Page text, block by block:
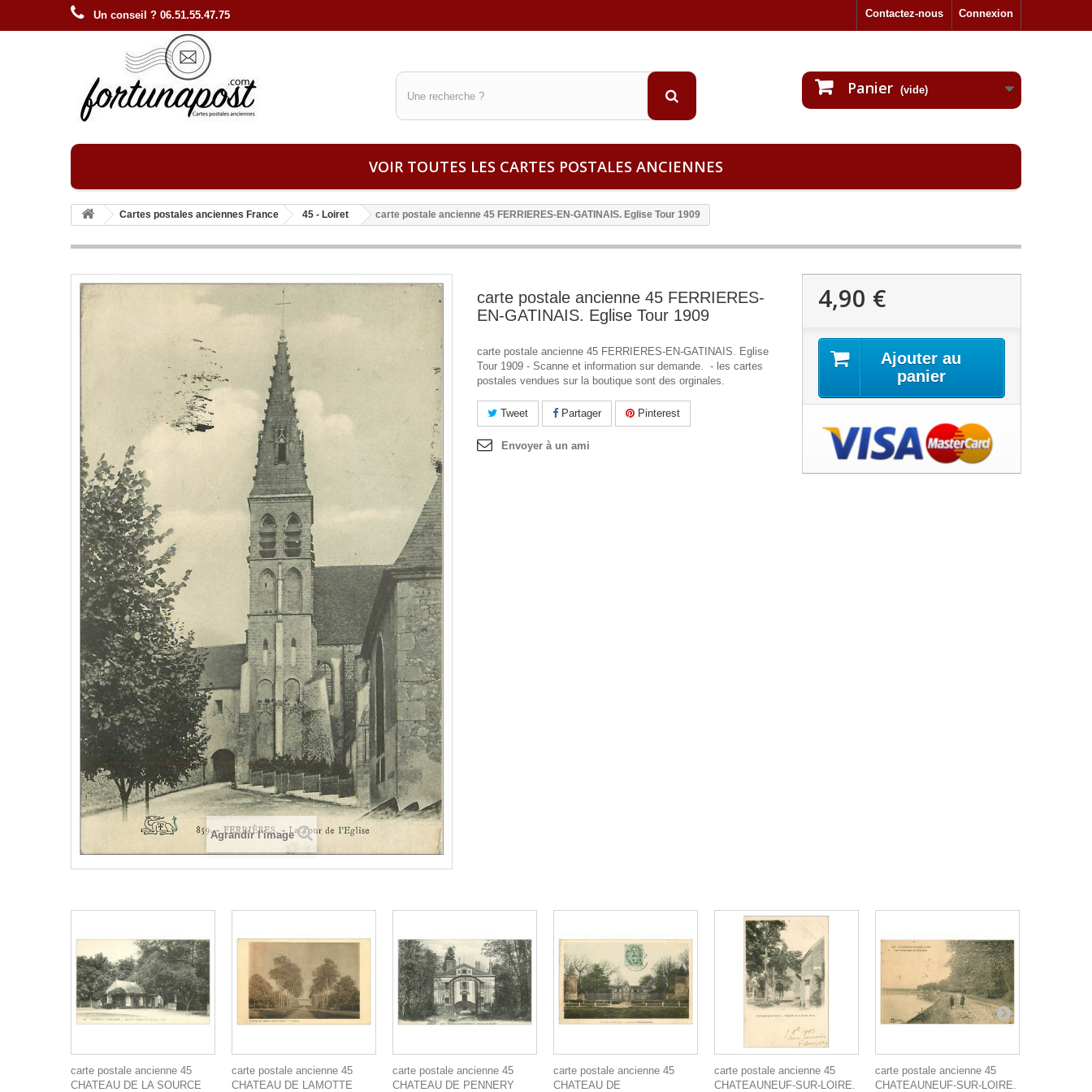
Connexion
Contactez-nous
Un conseil ? 06.51.55.47.75
Panier (vide)
VOIR TOUTES LES CARTES POSTALES ANCIENNES
Cartes postales anciennes France 45 - Loiret carte postale ancienne 45 FERRIERES-EN-GATINAIS. Eglise Tour 1909
Agrandir l'image
carte postale ancienne 45 FERRIERES-
EN-GATINAIS. Eglise Tour 1909
carte postale ancienne 45 FERRIERES-EN-GATINAIS. Eglise
Tour 1909 - Scanne et information sur demande. - les cartes
postales vendues sur la boutique sont des orginales.
Tweet Partager Pinterest
Envoyer à un ami
4,90 €
Ajouter au
panier
carte postale ancienne 45
CHATEAU DE LA SOURCE
carte postale ancienne 45
CHATEAU DE LAMOTTE
carte postale ancienne 45
CHATEAU DE PENNERY
carte postale ancienne 45
CHATEAU DE
carte postale ancienne 45
CHATEAUNEUF-SUR-LOIRE.
carte postale ancienne 45
CHATEAUNEUF-SUR-LOIRE.